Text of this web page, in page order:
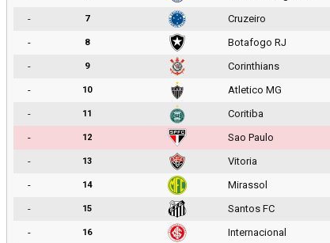
-
7 Cruzeiro
-
8 Botafogo RJ
-
9 Corinthians
-
10 Atletico MG
-
11 Coritiba
-
12 Sao Paulo
-
13 Vitoria
-
14 Mirassol
-
15 Santos FC
-
16 Internacional